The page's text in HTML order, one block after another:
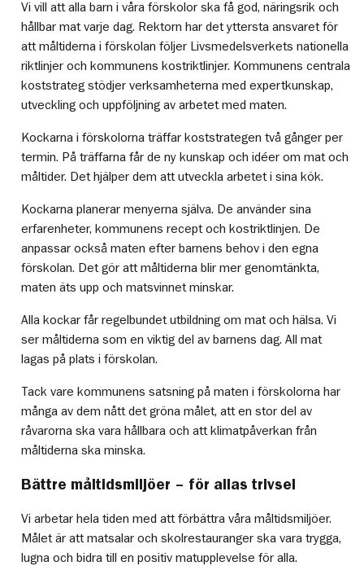
Vi vill att alla barn i våra förskolor ska få god, näringsrik och
hållbar mat varje dag. Rektorn har det yttersta ansvaret för
att måltiderna i förskolan följer Livsmedelsverkets nationella
riktlinjer och kommunens kostriktlinjer. Kommunens centrala
koststrateg stödjer verksamheterna med expertkunskap,
utveckling och uppföljning av arbetet med maten.
Kockarna i förskolorna träffar koststrategen två gånger per
termin. På träffarna får de ny kunskap och idéer om mat och
måltider. Det hjälper dem att utveckla arbetet i sina kök.
Kockarna planerar menyerna själva. De använder sina
erfarenheter, kommunens recept och kostriktlinjen. De
anpassar också maten efter barnens behov i den egna
förskolan. Det gör att måltiderna blir mer genomtänkta,
maten äts upp och matsvinnet minskar.
Alla kockar får regelbundet utbildning om mat och hälsa. Vi
ser måltiderna som en viktig del av barnens dag. All mat
lagas på plats i förskolan.
Tack vare kommunens satsning på maten i förskolorna har
många av dem nått det gröna målet, att en stor del av
råvarorna ska vara hållbara och att klimatpåverkan från
måltiderna ska minska.
Bättre måltidsmiljöer – för allas trivsel
Vi arbetar hela tiden med att förbättra våra måltidsmiljöer.
Målet är att matsalar och skolrestauranger ska vara trygga,
lugna och bidra till en positiv matupplevelse för alla.